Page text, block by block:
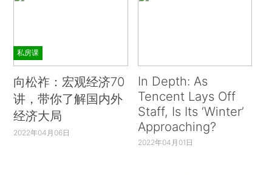
私房课
向松祚：宏观经济70
讲，带你了解国内外
经济大局
2022年04月06日
In Depth: As
Tencent Lays Off
Staff, Is Its ‘Winter’
Approaching?
2022年04月01日